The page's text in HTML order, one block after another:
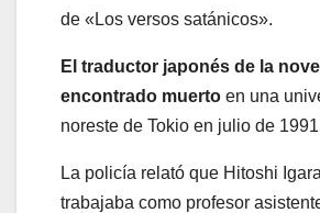
de «Los versos satánicos».
El traductor japonés de la
encontrado muerto en una
noreste de Tokio en julio de
La policía relató que Hitoshi
trabajaba como profesor